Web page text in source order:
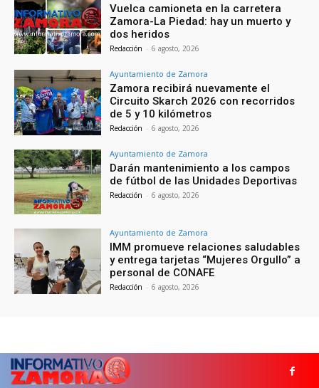
Vuelca camioneta en la carretera
Zamora-La Piedad: hay un muerto y
dos heridos
Redacción - 6 agosto, 2026
Ayuntamiento de Zamora
Zamora recibirá nuevamente el
Circuito Skarch 2026 con recorridos
de 5 y 10 kilómetros
Redacción - 6 agosto, 2026
Ayuntamiento de Zamora
Darán mantenimiento a los campos
de fútbol de las Unidades Deportivas
Redacción - 6 agosto, 2026
Ayuntamiento de Zamora
IMM promueve relaciones saludables
y entrega tarjetas “Mujeres Orgullo” a
personal de CONAFE
Redacción - 6 agosto, 2026